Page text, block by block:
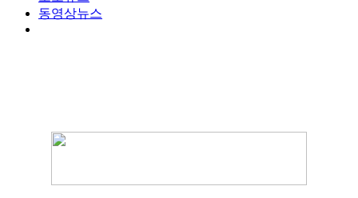
동영상뉴스